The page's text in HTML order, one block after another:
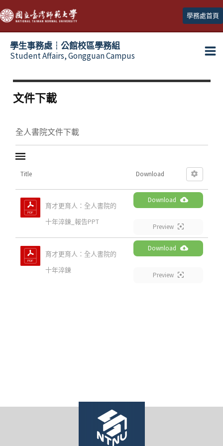
跳
至
主
學務處首頁
學生事務處┆公館校區學務組
Student Affairs, Gongguan Campus
文件下載
全人書院文件下載
Title Download
育才更育人：全人書院的
十年淬鍊_報告PPT
Download
Preview
育才更育人：全人書院的
十年淬鍊
Download
Preview